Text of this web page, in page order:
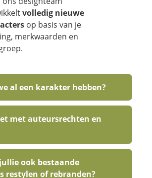
volledig nieuwe
op basis van je
merkwaarden en
al een karakter hebben?
met auteursrechten en
ook bestaande
restylen of rebranden?